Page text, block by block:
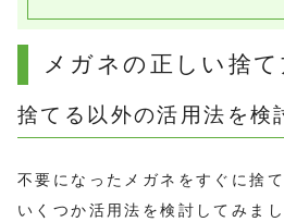
メガネの正しい捨て
捨てる以外の活用法を検
不要になったメガネをすぐに捨
いくつか活用法を検討してみまし